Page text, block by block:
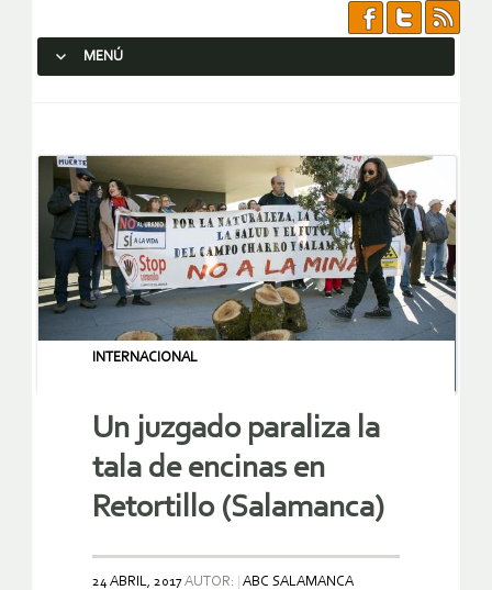
MENÚ
INTERNACIONAL
Un juzgado paraliza la
tala de encinas en
Retortillo (Salamanca)
24 ABRIL, 2017AUTOR: ABC SALAMANCA